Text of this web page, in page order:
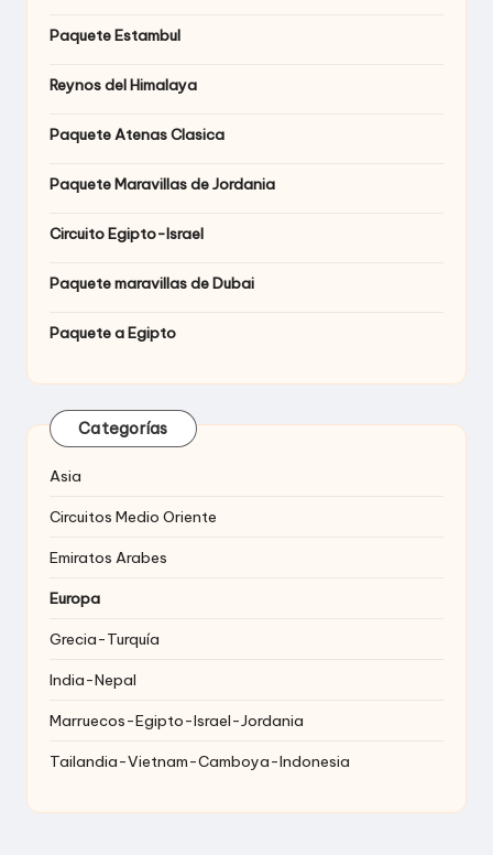
Paquete Estambul
Reynos del Himalaya
Paquete Atenas Clasica
Paquete Maravillas de Jordania
Circuito Egipto-Israel
Paquete maravillas de Dubai
Paquete a Egipto
Categorías
Asia
Circuitos Medio Oriente
Emiratos Arabes
Europa
Grecia-Turquía
India-Nepal
Marruecos-Egipto-Israel-Jordania
Tailandia-Vietnam-Camboya-Indonesia